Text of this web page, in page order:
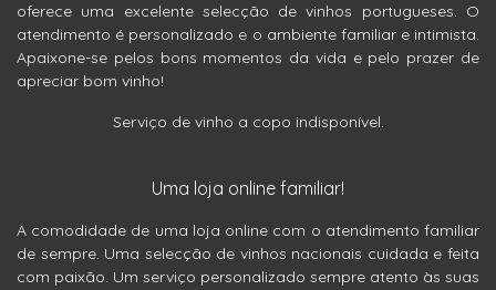
oferece uma excelente selecção de vinhos portugueses. O
atendimento é personalizado e o ambiente familiar e intimista.
Apaixone-se pelos bons momentos da vida e pelo prazer de
apreciar bom vinho!
Serviço de vinho a copo indisponível.
Uma loja online familiar!
A comodidade de uma loja online com o atendimento familiar
de sempre. Uma selecção de vinhos nacionais cuidada e feita
com paixão. Um serviço personalizado sempre atento às suas